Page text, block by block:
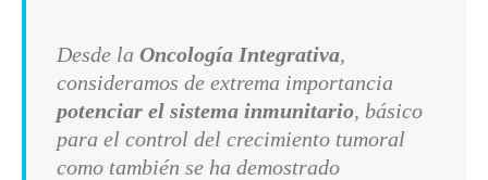
Desde la Oncología Integrativa,
consideramos de extrema importancia
potenciar el sistema inmunitario, básico
para el control del crecimiento tumoral
como también se ha demostrado